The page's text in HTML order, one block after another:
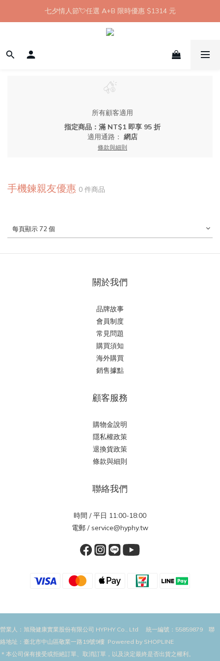
【8月限定】全館滿 1999 享 7-11 取貨不付款免運
七夕情人節💘任選 A+B 限時優惠 $1314 元
新會員首購 7-11 店到店免運 點我成為HYPHY Girl
【8月限定】全館滿 1999 享 7-11 取貨不付款免運
所有顧客適用
指定商品：滿 NT$1 即享 95 折
適用通路： 網店
條款與細則
手機鍊親友優惠 0 件商品
每頁顯示 72 個
關於我們
品牌故事
會員制度
常見問題
購買須知
海外購買
銷售據點
顧客服務
購物金說明
隱私權政策
退換貨政策
條款與細則
聯絡我們
時間 / 平日 11:00-18:00
電郵 / service@hyphy.tw
營業人：旭飛健康實業股份有限公司 HYPHY Co., Ltd 統一編號：55859879 聯
絡地址：臺北市中山區敬業一路19號9樓 Powered by SHOPLINE
＊本公司保有接受或拒絕訂單、取消訂單，以及決定最終是否出貨之權利。